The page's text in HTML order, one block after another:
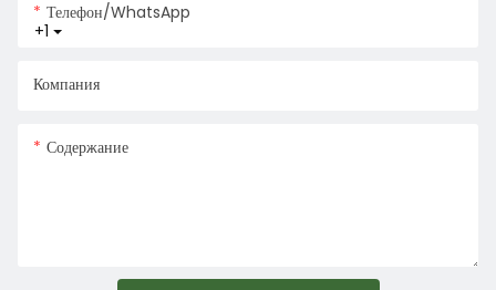
+1
Телефон/WhatsApp
Компания
Содержание